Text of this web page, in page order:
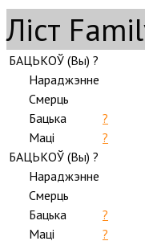
Ліст
БАЦЬКОЎ (Вы) ?
Нараджэнне
Смерць
Бацька
?
Маці
?
БАЦЬКОЎ (Вы) ?
Нараджэнне
Смерць
Бацька
?
Маці
?